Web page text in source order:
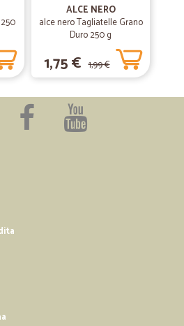
confezionato
24/07/2019
S.
da consigliare.
ALCE NERO
alce nero Tagliatelle Grano
Duro 250 g
1,75 € 1,99 €